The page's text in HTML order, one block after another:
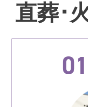
直葬･
01